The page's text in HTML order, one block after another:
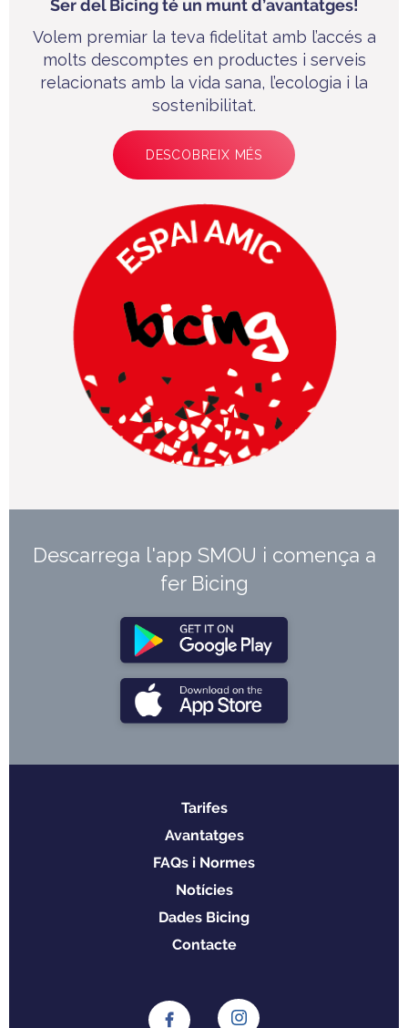
Ser del Bicing té un munt d’avantatges!
Volem premiar la teva fidelitat amb l’accés a
molts descomptes en productes i serveis
relacionats amb la vida sana, l’ecologia i la
sostenibilitat.
DESCOBREIX MÉS
Descarrega l'app SMOU i comença a
fer Bicing
Tarifes
Avantatges
FAQs i Normes
Notícies
Dades Bicing
Contacte